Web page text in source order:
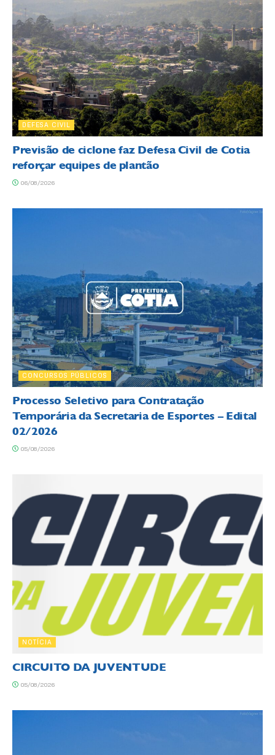
DEFESA CIVIL
Previsão de ciclone faz Defesa Civil de Cotia
reforçar equipes de plantão
06/08/2026
CONCURSOS PÚBLICOS
Processo Seletivo para Contratação
Temporária da Secretaria de Esportes – Edital
02/2026
05/08/2026
NOTÍCIA
CIRCUITO DA JUVENTUDE
05/08/2026